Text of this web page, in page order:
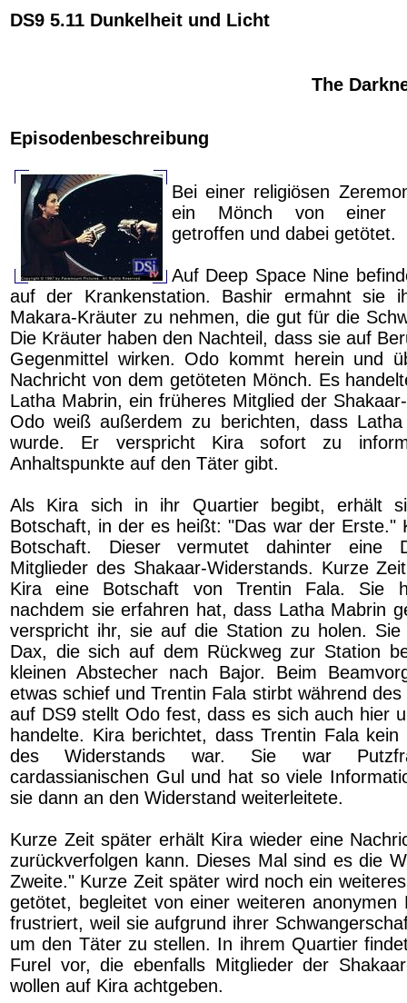
DS9 5.11 Dunkelheit und Licht
The
Episodenbeschreibung
Bei einer religiösen
ein Mönch von einer
getroffen und dabei getötet.
Auf Deep Space Nine
auf der Krankenstation. Bashir ermahnt sie
Makara-Kräuter zu nehmen, die gut für die
Die Kräuter haben den Nachteil, dass sie auf
Gegenmittel wirken. Odo kommt herein und
Nachricht von dem getöteten Mönch. Es
Latha Mabrin, ein früheres Mitglied der
Odo weiß außerdem zu berichten, dass
wurde. Er verspricht Kira sofort zu
Anhaltspunkte auf den Täter gibt.
Als Kira sich in ihr Quartier begibt, erhält
Botschaft, in der es heißt: "Das war der Erste."
Botschaft. Dieser vermutet dahinter eine
Mitglieder des Shakaar-Widerstands. Kurze
Kira eine Botschaft von Trentin Fala. Sie
nachdem sie erfahren hat, dass Latha Mabrin
verspricht ihr, sie auf die Station zu holen.
Dax, die sich auf dem Rückweg zur Station
kleinen Abstecher nach Bajor. Beim
etwas schief und Trentin Fala stirbt während
auf DS9 stellt Odo fest, dass es sich auch hier
handelte. Kira berichtet, dass Trentin Fala kein
des Widerstands war. Sie war
cardassianischen Gul und hat so viele
sie dann an den Widerstand weiterleitete.
Kurze Zeit später erhält Kira wieder eine
zurückverfolgen kann. Dieses Mal sind es die
Zweite." Kurze Zeit später wird noch ein
getötet, begleitet von einer weiteren anonymen
frustriert, weil sie aufgrund ihrer
um den Täter zu stellen. In ihrem Quartier
Furel vor, die ebenfalls Mitglieder der
wollen auf Kira achtgeben.